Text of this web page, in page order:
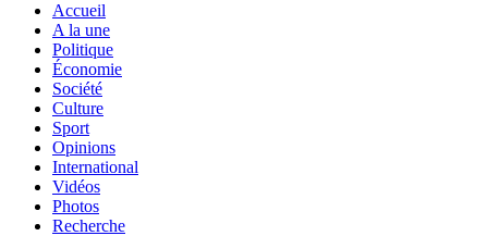
Accueil
A la une
Politique
Économie
Société
Culture
Sport
Opinions
International
Vidéos
Photos
Recherche